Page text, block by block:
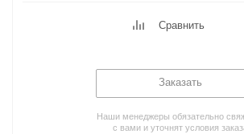
Сравнить
Заказать
Наши менеджеры обязательно
с вами и уточнят условия